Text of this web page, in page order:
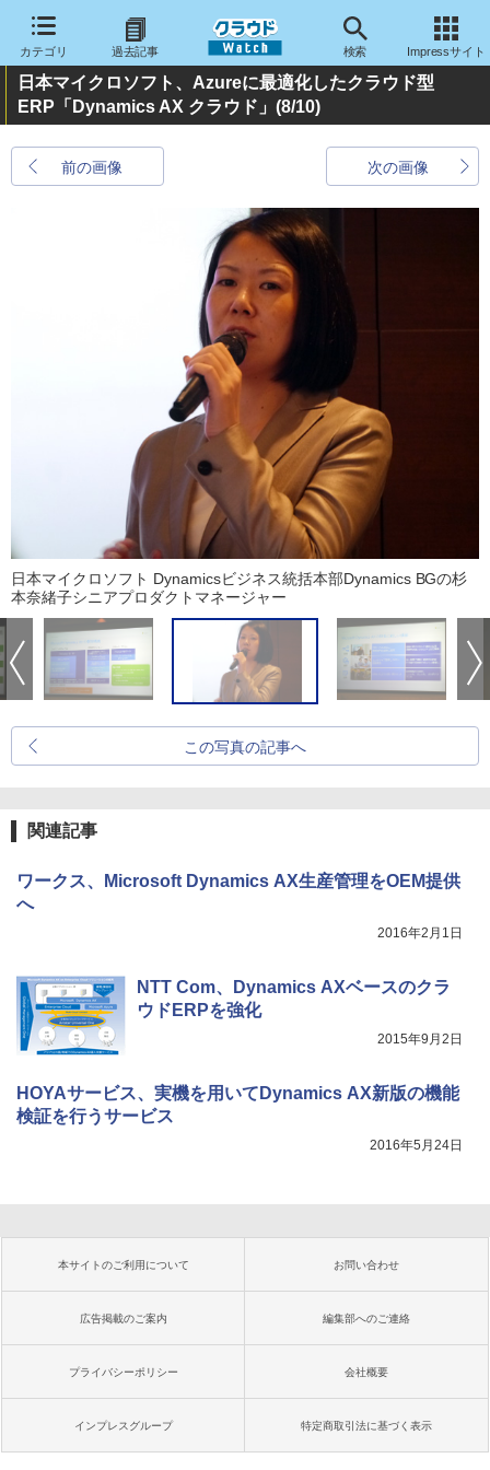
カテゴリ 過去記事 検索 Impressサイト
日本マイクロソフト、Azureに最適化したクラウド型
ERP「Dynamics AX クラウド」 (8/10)
前の画像 次の画像
日本マイクロソフト Dynamicsビジネス統括本部Dynamics BGの杉
本奈緒子シニアプロダクトマネージャー
この写真の記事へ
関連記事
ワークス、Microsoft Dynamics AX生産管理をOEM提供
へ
2016年2月1日
NTT Com、Dynamics AXベースのクラ
ウドERPを強化
2015年9月2日
HOYAサービス、実機を用いてDynamics AX新版の機能
検証を行うサービス
2016年5月24日
本サイトのご利用について お問い合わせ
広告掲載のご案内 編集部へのご連絡
プライバシーポリシー 会社概要
インプレスグループ 特定商取引法に基づく表示